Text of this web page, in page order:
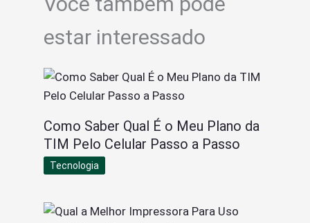
estar interessado
Como Saber Qual É o Meu Plano da
TIM Pelo Celular Passo a Passo
Tecnologia